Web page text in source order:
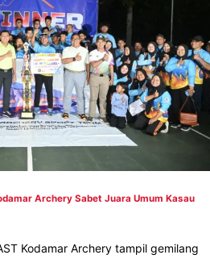
Archery Sabet Juara Umum Kasau
Kodamar Archery tampil gemilang